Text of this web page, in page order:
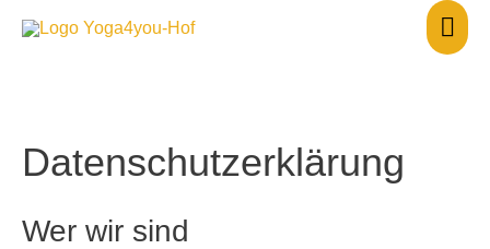
Datenschutzerklärung
Wer wir sind